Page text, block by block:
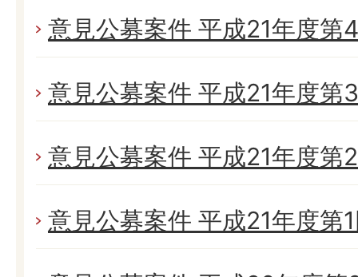
意見公募案件 平成21年度第
意見公募案件 平成21年度第
意見公募案件 平成21年度第
意見公募案件 平成21年度第